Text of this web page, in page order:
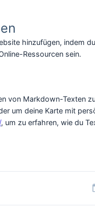
hinzufügen, indem
Ressourcen sein.
von Markdown-Texten
um deine Karte mit
, um zu erfahren, wie du